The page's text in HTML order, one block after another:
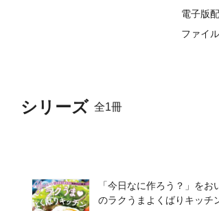
シリーズ 全1冊
「今日なに作ろう？」をお
のラクうまよくばりキッチ
電子版
ファイ